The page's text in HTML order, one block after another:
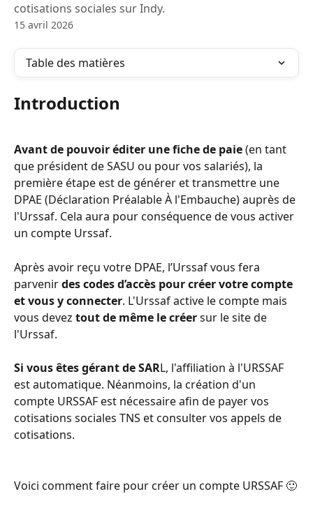
cotisations sociales sur Indy.
15 avril 2026
Table des matières
Introduction
Avant de pouvoir éditer une fiche de paie (en tant
que président de SASU ou pour vos salariés), la
première étape est de générer et transmettre une
DPAE (Déclaration Préalable À l'Embauche) auprès de
l'Urssaf. Cela aura pour conséquence de vous activer
un compte Urssaf.
Après avoir reçu votre DPAE, l’Urssaf vous fera
parvenir des codes d’accès pour créer votre compte
et vous y connecter. L'Urssaf active le compte mais
vous devez tout de même le créer sur le site de
l'Urssaf.
Si vous êtes gérant de SARL, l'affiliation à l'URSSAF
est automatique. Néanmoins, la création d'un
compte URSSAF est nécessaire afin de payer vos
cotisations sociales TNS et consulter vos appels de
cotisations.
Voici comment faire pour créer un compte URSSAF 🙂